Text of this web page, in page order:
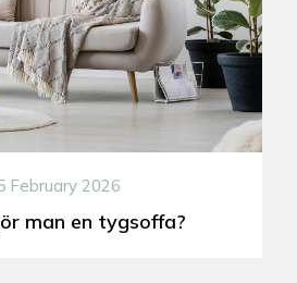
February 2026
man en tygsoffa?